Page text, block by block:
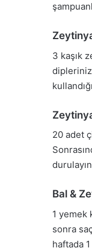
3 kaşık
20 adet
Bal &
1 yemek
sonra
haftada